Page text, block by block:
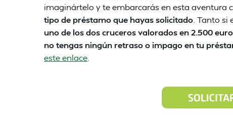
imaginártelo y te embarcarás en esta aventura
tipo de préstamo que hayas solicitado . Tanto
uno de los dos cruceros valorados en 2.500
no tengas ningún retraso o impago en tu
este enlace